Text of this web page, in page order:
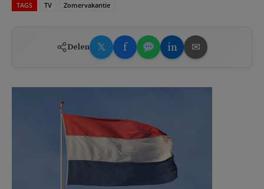
TAGS TV Zomervakantie
Delen 𝕏 f in ✉